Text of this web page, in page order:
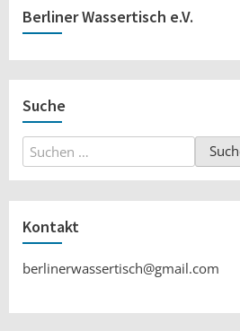
Berliner Wassertisch e.V.
Suche
Suchen
nach:
Kontakt
berlinerwassertisch@gmail.com